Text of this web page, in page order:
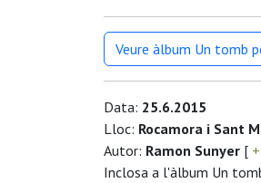
Veure àlbum Un tomb
Data: 25.6.2015
Lloc: Rocamora i Sant
Autor: Ramon Sunyer [
Inclosa a l'àlbum Un